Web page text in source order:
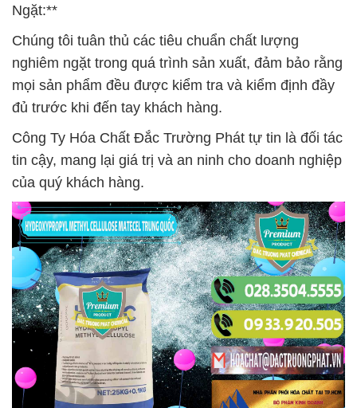
Ngặt:**
Chúng tôi tuân thủ các tiêu chuẩn chất lượng
nghiêm ngặt trong quá trình sản xuất, đảm bảo rằng
mọi sản phẩm đều được kiểm tra và kiểm định đầy
đủ trước khi đến tay khách hàng.
Công Ty Hóa Chất Đắc Trường Phát tự tin là đối tác
tin cậy, mang lại giá trị và an ninh cho doanh nghiệp
của quý khách hàng.